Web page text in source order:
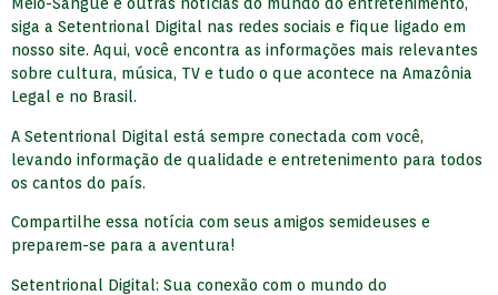
Meio-Sangue e outras notícias do mundo do entretenimento,
siga a Setentrional Digital nas redes sociais e fique ligado em
nosso site. Aqui, você encontra as informações mais relevantes
sobre cultura, música, TV e tudo o que acontece na Amazônia
Legal e no Brasil.
A Setentrional Digital está sempre conectada com você,
levando informação de qualidade e entretenimento para todos
os cantos do país.
Compartilhe essa notícia com seus amigos semideuses e
preparem-se para a aventura!
Setentrional Digital: Sua conexão com o mundo do